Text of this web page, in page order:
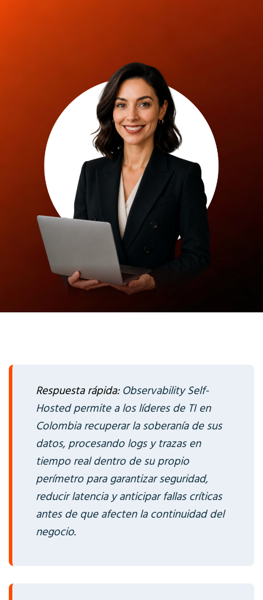
21 de mayo de 2026
Respuesta rápida:Observability Self-
Hosted permite a los líderes de TI en
Colombia recuperar la soberanía de sus
datos, procesando logs y trazas en
tiempo real dentro de su propio
perímetro para garantizar seguridad,
reducir latencia y anticipar fallas críticas
antes de que afecten la continuidad del
negocio.